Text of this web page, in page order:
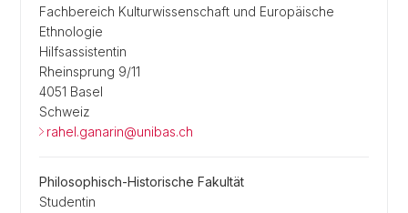
Fachbereich Kulturwissenschaft und Europäische
Ethnologie
Hilfsassistentin
Rheinsprung 9/11
4051 Basel
Schweiz
rahel.ganarin@unibas.ch
Philosophisch-Historische Fakultät
Studentin